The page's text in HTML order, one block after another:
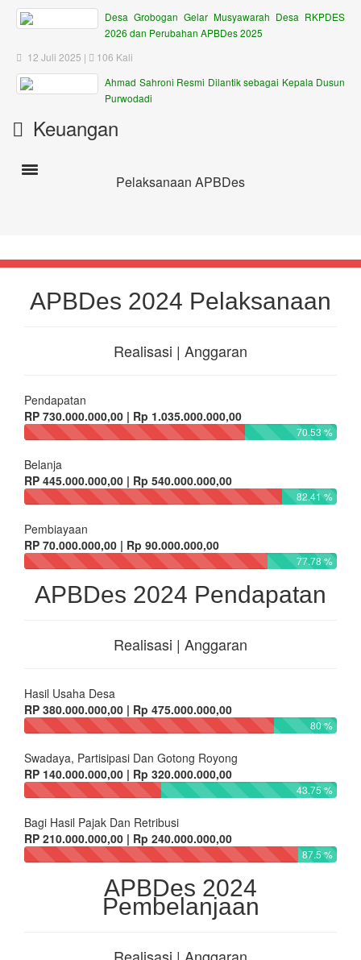
Desa Grobogan Gelar Musyawarah Desa RKPDES
2026 dan Perubahan APBDes 2025
12 Juli 2025 |
106 Kali
Ahmad Sahroni Resmi Dilantik sebagai Kepala Dusun
Purwodadi
Keuangan
Toogle navigation
Pelaksanaan APBDes
APBDes 2024 Pelaksanaan
Realisasi | Anggaran
Pendapatan
RP 730.000.000,00 | Rp 1.035.000.000,00
70.53 %
Belanja
RP 445.000.000,00 | Rp 540.000.000,00
82.41 %
Pembiayaan
RP 70.000.000,00 | Rp 90.000.000,00
77.78 %
APBDes 2024 Pendapatan
Realisasi | Anggaran
Hasil Usaha Desa
RP 380.000.000,00 | Rp 475.000.000,00
80 %
Swadaya, Partisipasi Dan Gotong Royong
RP 140.000.000,00 | Rp 320.000.000,00
43.75 %
Bagi Hasil Pajak Dan Retribusi
RP 210.000.000,00 | Rp 240.000.000,00
87.5 %
APBDes 2024
Pembelanjaan